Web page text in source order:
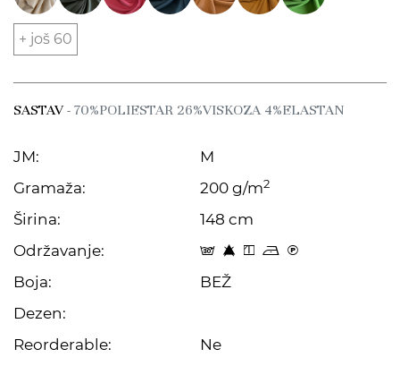
+ još 60
SASTAV- 70%POLIESTAR 26%VISKOZA 4%ELASTAN
JM:
M
Gramaža:
200 g/m2
Širina:
148 cm
Održavanje:
s 8 y o C
Boja:
BEŽ
Dezen:
Reorderable:
Ne